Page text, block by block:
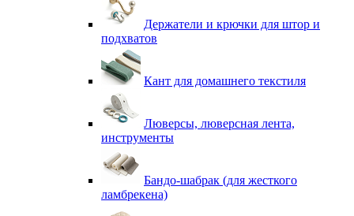
Держатели и крючки для штор и
подхватов
Кант для домашнего текстиля
Люверсы, люверсная лента,
инструменты
Бандо-шабрак (для жесткого
ламбрекена)